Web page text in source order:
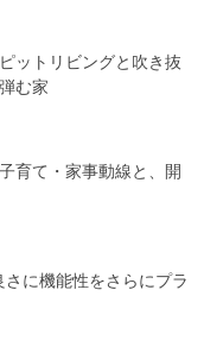
ットリビングと吹き抜
む家
育て・家事動線と、開
さに機能性をさらにプラ